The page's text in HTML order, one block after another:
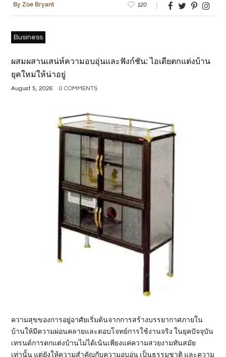
By Zoe Bryant 120
Business
ผสมผสานเสน่ห์ความอบอุ่นและฟังก์ชัน: ไอเดียตกแต่งบ้าน
ยุคใหม่ให้น่าอยู่
August 5, 2026 0 COMMENTS
ความสุขของการอยู่อาศัยเริ่มต้นจากการสร้างบรรยากาศภายใน
บ้านให้มีความผ่อนคลายและตอบโจทย์การใช้งานจริง ในยุคปัจจุบัน
เทรนด์การตกแต่งบ้านไม่ได้เน้นเพียงแค่ความสวยงามทันสมัย
เท่านั้น แต่ยังให้ความสำคัญกับความอบอุ่น เป็นธรรมชาติ และความ